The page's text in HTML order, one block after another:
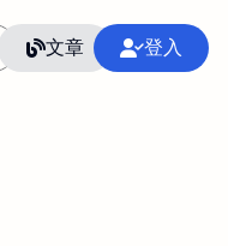
文章 登入